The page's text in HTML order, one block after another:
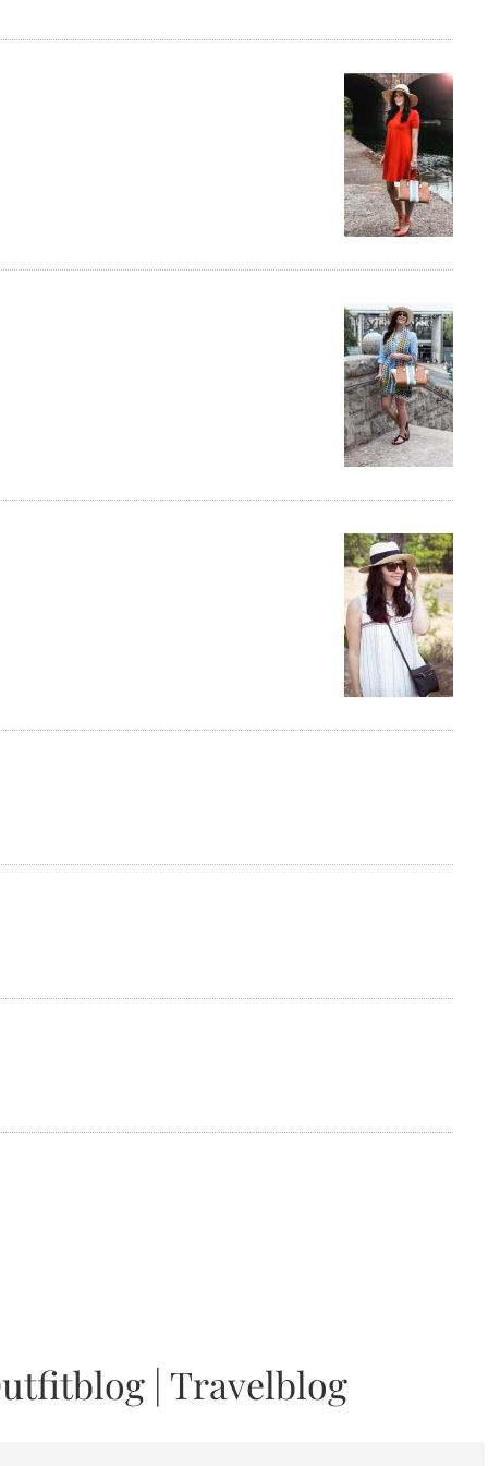
| Travelblog